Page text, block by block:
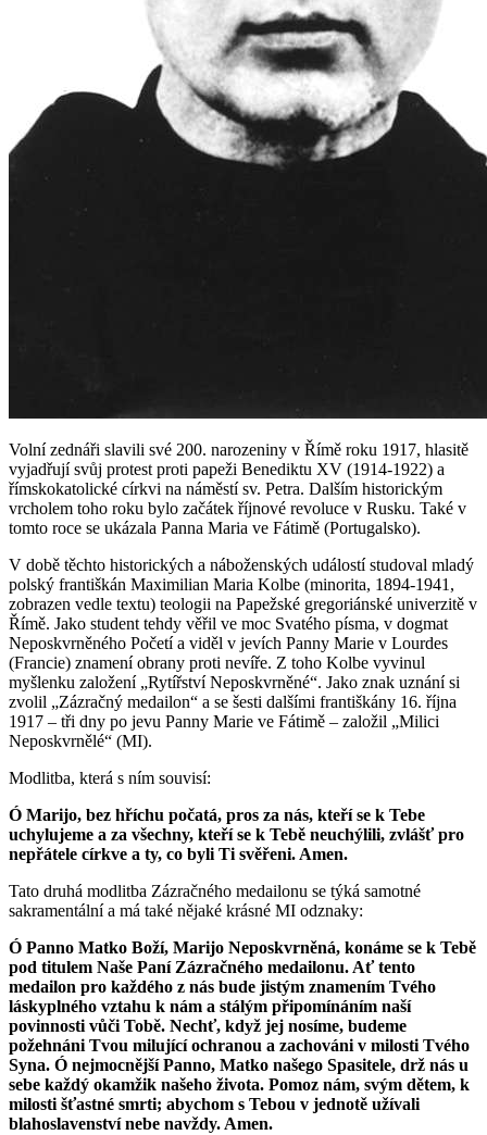
Volní zednáři slavili své 200. narozeniny v Římě roku 1917, hlasitě
vyjadřují svůj protest proti papeži Benediktu XV (1914-1922) a
římskokatolické církvi na náměstí sv. Petra. Dalším historickým
vrcholem toho roku bylo začátek říjnové revoluce v Rusku. Také v
tomto roce se ukázala Panna Maria ve Fátimě (Portugalsko).
V době těchto historických a náboženských událostí studoval mladý
polský františkán Maximilian Maria Kolbe (minorita, 1894-1941,
zobrazen vedle textu) teologii na Papežské gregoriánské univerzitě v
Římě. Jako student tehdy věřil ve moc Svatého písma, v dogmat
Neposkvrněného Početí a viděl v jevích Panny Marie v Lourdes
(Francie) znamení obrany proti nevíře. Z toho Kolbe vyvinul
myšlenku založení „Rytířství Neposkvrněné“. Jako znak uznání si
zvolil „Zázračný medailon“ a se šesti dalšími františkány 16. října
1917 – tři dny po jevu Panny Marie ve Fátimě – založil „Milici
Neposkvrnělé“ (MI).
Modlitba, která s ním souvisí:
Ó Marijo, bez hříchu počatá, pros za nás, kteří se k Tebe
uchylujeme a za všechny, kteří se k Tebě neuchýlili, zvlášť pro
nepřátele církve a ty, co byli Ti svěřeni. Amen.
Tato druhá modlitba Zázračného medailonu se týká samotné
sakramentální a má také nějaké krásné MI odznaky:
Ó Panno Matko Boží, Marijo Neposkvrněná, konáme se k Tebě
pod titulem Naše Paní Zázračného medailonu. Ať tento
medailon pro každého z nás bude jistým znamením Tvého
láskyplného vztahu k nám a stálým připomínáním naší
povinnosti vůči Tobě. Nechť, když jej nosíme, budeme
požehnáni Tvou milující ochranou a zachováni v milosti Tvého
Syna. Ó nejmocnější Panno, Matko našego Spasitele, drž nás u
sebe každý okamžik našeho života. Pomoz nám, svým dětem, k
milosti šťastné smrti; abychom s Tebou v jednotě užívali
blahoslavenství nebe navždy. Amen.